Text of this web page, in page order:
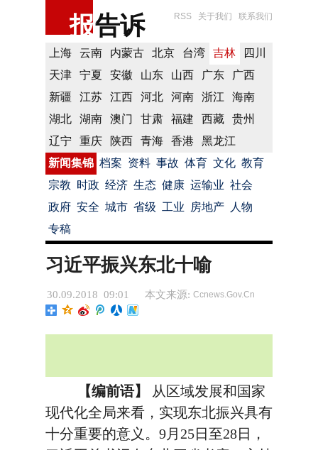
报告诉 RSS 关于我们 联系我们
上海 云南 内蒙古 北京 台湾 吉林
四川
天津
宁夏 安徽 山东 山西 广东
广西
新疆
江苏 江西 河北 河南 浙江
海南
湖北
湖南 澳门 甘肃 福建 西藏
贵州
辽宁
重庆 陕西 青海 香港
黑龙江
新闻集锦 档案 资料 事故 体育 文化 教育
宗教 时政 经济 生态 健康 运输业 社会
政府 安全 城市 省级 工业 房地产
人物
专稿
习近平振兴东北十喻
30.09.2018 09:01 本文来源: Ccnews.Gov.Cn
【编前语】 从区域发展和国家
现代化全局来看，实现东北振兴具有
十分重要的意义。9月25日至28日，